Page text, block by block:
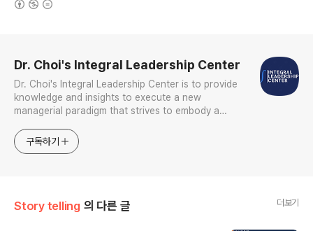
Dr. Choi's Integral Leadership Center
Dr. Choi's Integral Leadership Center is to provide
knowledge and insights to execute a new
managerial paradigm that strives to embody a
sustain tangible and intangible economic, social,
psychological, and s
구독하기
Story telling 의 다른 글 더보기